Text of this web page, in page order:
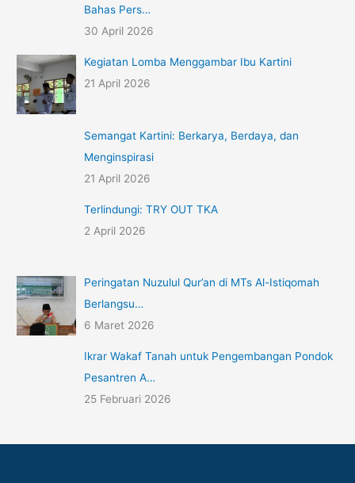
Bahas Pers…
30 April 2026
Kegiatan Lomba Menggambar Ibu Kartini
21 April 2026
Semangat Kartini: Berkarya, Berdaya, dan
Menginspirasi
21 April 2026
Terlindungi: TRY OUT TKA
2 April 2026
Peringatan Nuzulul Qur’an di MTs Al-Istiqomah
Berlangsu…
6 Maret 2026
Ikrar Wakaf Tanah untuk Pengembangan Pondok
Pesantren A…
25 Februari 2026